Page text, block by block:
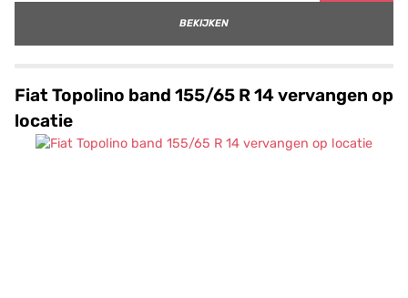
BEKIJKEN
Fiat Topolino band 155/65 R 14 vervangen op
locatie